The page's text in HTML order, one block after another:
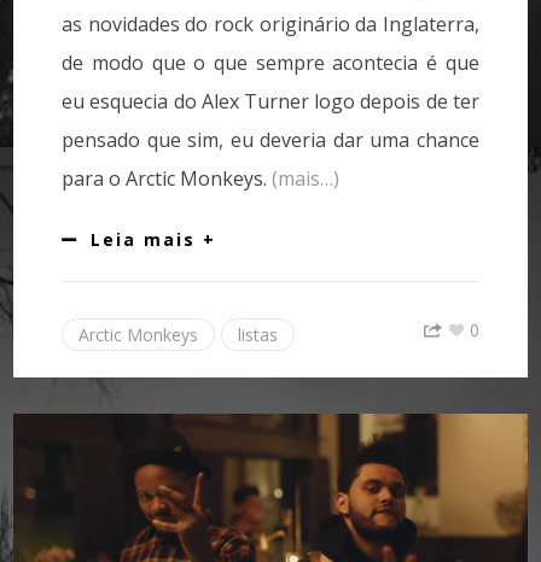
as novidades do rock originário da Inglaterra,
de modo que o que sempre acontecia é que
eu esquecia do Alex Turner logo depois de ter
pensado que sim, eu deveria dar uma chance
para o Arctic Monkeys.(mais…)
Leia mais +
Arctic Monkeys listas 0